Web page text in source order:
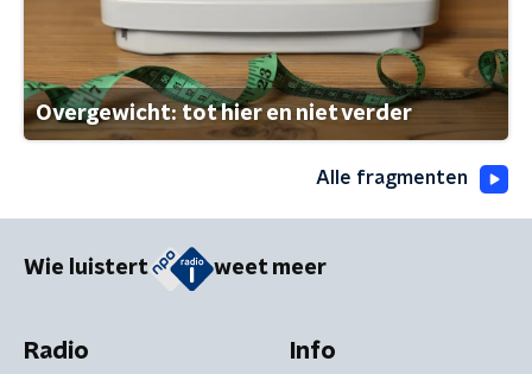
Overgewicht: tot hier en niet verder
Alle fragmenten
Wie luistert weet meer
Radio Info